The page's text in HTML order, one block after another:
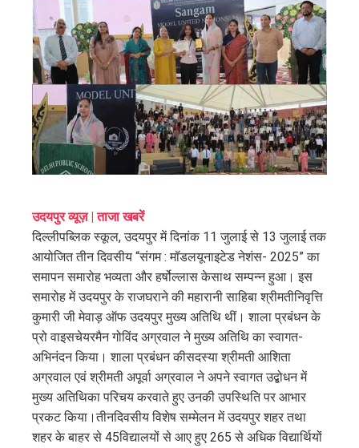
उदयपुर व्यूज़ | ताजा खबरें
दिल्लीपब्लिक स्कूल, उदयपुर में दिनांक 11 जुलाई से 13 जुलाई तक
आयोजित तीन दिवसीय “संगम : मॉडलयूनाइटेड नेशंस- 2025” का
समापन समारोह भव्यता और हर्षोल्लास केसाथ सम्पन्न हुआ। इस
समारोह में उदयपुर के राजघराने की महारानी साहिबा श्रीमतीनिवृत्ति
कुमारी जी मेवाड़ ऑफ उदयपुर मुख्य अतिथि थीं। शाला प्रबंधन के
प्रो वाइसचेयरमैन गोविंद अग्रवाल ने मुख्य अतिथि का स्वागत-
अभिनंदन किया। शाला प्रबंधन कीसदस्या श्रीमती आशिता
अग्रवाल एवं श्रीमती अपूर्वा अग्रवाल ने अपने स्वागत उद्बोधन में
मुख्य अतिथिका परिचय करवाते हुए उनकी उपस्थिति पर आभार
प्रकट किया।तीनदिवसीय विशेष सम्मेलन में उदयपुर शहर तथा
शहर के बाहर से 45विद्यालयों से आए हुए 265 से अधिक विद्यार्थियों